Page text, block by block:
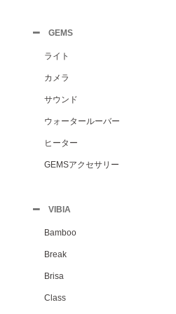
GEMS
ライト
カメラ
サウンド
ウォータールーバー
ヒーター
GEMSアクセサリー
VIBIA
Bamboo
Break
Brisa
Class